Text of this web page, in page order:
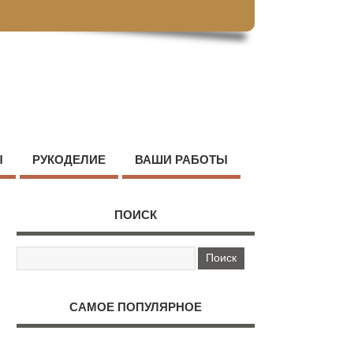
РУКОДЕЛИЕ ВАШИ РАБОТЫ
ПОИСК
САМОЕ ПОПУЛЯРНОЕ